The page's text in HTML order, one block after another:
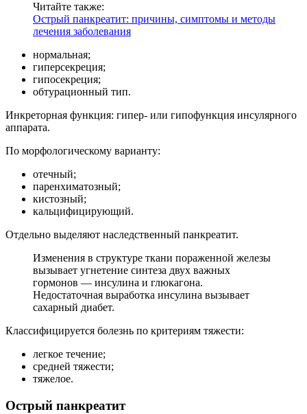
Читайте также:
Острый панкреатит: причины, симптомы и методы
лечения заболевания
нормальная;
гиперсекреция;
гипосекреция;
обтурационный тип.
Инкреторная функция: гипер- или гипофункция инсулярного
аппарата.
По морфологическому варианту:
отечный;
паренхиматозный;
кистозный;
кальцифицирующий.
Отдельно выделяют наследственный панкреатит.
Изменения в структуре ткани пораженной железы
вызывает угнетение синтеза двух важных
гормонов — инсулина и глюкагона.
Недостаточная выработка инсулина вызывает
сахарный диабет.
Классифицируется болезнь по критериям тяжести:
легкое течение;
средней тяжести;
тяжелое.
Острый панкреатит